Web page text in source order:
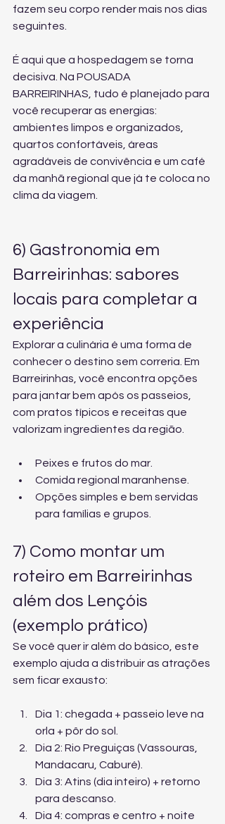
fazem seu corpo render mais nos dias
seguintes.
É aqui que a hospedagem se torna
decisiva. Na POUSADA
BARREIRINHAS, tudo é planejado para
você recuperar as energias:
ambientes limpos e organizados,
quartos confortáveis, áreas
agradáveis de convivência e um café
da manhã regional que já te coloca no
clima da viagem.
6) Gastronomia em
Barreirinhas: sabores
locais para completar a
experiência
Explorar a culinária é uma forma de
conhecer o destino sem correria. Em
Barreirinhas, você encontra opções
para jantar bem após os passeios,
com pratos típicos e receitas que
valorizam ingredientes da região.
Peixes e frutos do mar.
Comida regional maranhense.
Opções simples e bem servidas
para famílias e grupos.
7) Como montar um
roteiro em Barreirinhas
além dos Lençóis
(exemplo prático)
Se você quer ir além do básico, este
exemplo ajuda a distribuir as atrações
sem ficar exausto:
Dia 1: chegada + passeio leve na
orla + pôr do sol.
Dia 2: Rio Preguiças (Vassouras,
Mandacaru, Caburé).
Dia 3: Atins (dia inteiro) + retorno
para descanso.
Dia 4: compras e centro + noite